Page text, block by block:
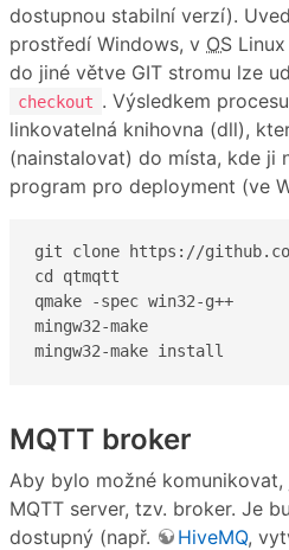
dostupnou stabilní verzí).
prostředí Windows, v OS
do jiné větve GIT stromu lze
checkout . Výsledkem
linkovatelná knihovna (dll),
(nainstalovat) do místa, kde ji
program pro deployment (ve
git clone https://
cd qtmqtt
qmake -spec win32-g++
mingw32-make
mingw32-make install
MQTT broker
Aby bylo možné
MQTT server, tzv. broker. Je
dostupný (např.
HiveMQ,